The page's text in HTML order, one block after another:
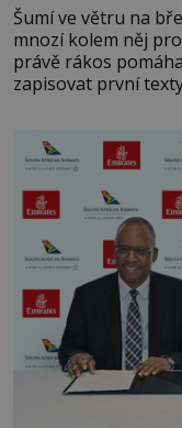
Šumí ve větru na
mnozí kolem něj
právě rákos
zapisovat první
letního koupání.